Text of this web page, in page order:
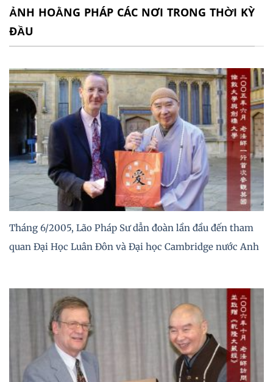
ẢNH HOẰNG PHÁP CÁC NƠI TRONG THỜI KỲ
ĐẦU
Tháng 6/2005, Lão Pháp Sư dẫn đoàn lần đầu đến tham
quan Đại Học Luân Đôn và Đại học Cambridge nước Anh